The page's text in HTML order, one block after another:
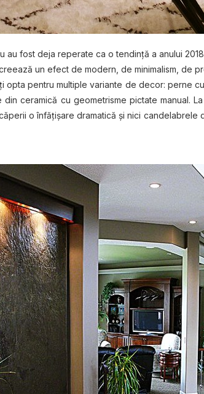
au fost deja reperate ca o tendinţă a anului
un efect de modern, de minimalism, de
opta pentru multiple variante de decor: perne
din ceramică cu geometrisme pictate manual.
o înfăţişare dramatică şi nici candelabrele